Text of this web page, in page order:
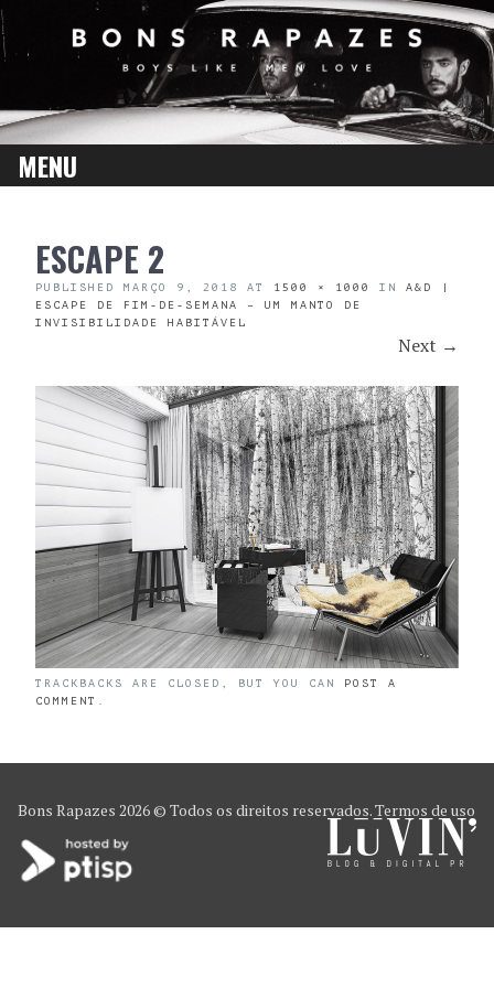
MENU
CONTENTESCAPE 2
PUBLISHED MARÇO 9, 2018 AT 1500 × 1000 IN A&D |
ESCAPE DE FIM-DE-SEMANA – UM MANTO DE
INVISIBILIDADE HABITÁVEL
Next →
TRACKBACKS ARE CLOSED, BUT YOU CAN POST A
COMMENT
Bons Rapazes 2026 © Todos os direitos reservados.Termos de uso